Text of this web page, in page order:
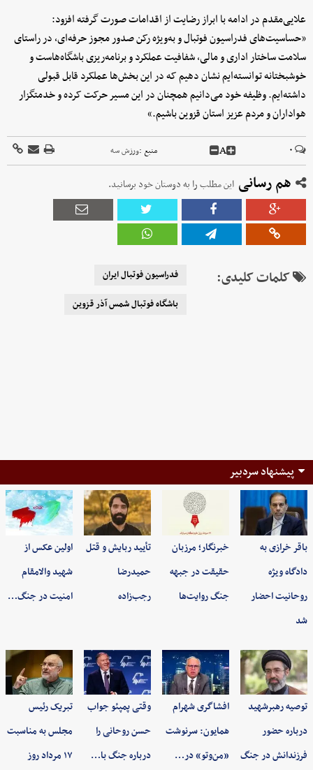
علایی‌مقدم در ادامه با ابراز رضایت از اقدامات صورت گرفته افزود:
«حساسیت‌های فدراسیون فوتبال و به‌ویژه رکن صدور مجوز حرفه‌ای، در راستای
سلامت ساختار اداری و مالی، شفافیت عملکرد و برنامه‌ریزی باشگاه‌هاست و
خوشبختانه توانسته‌ایم نشان دهیم که در این بخش‌ها عملکرد قابل قبولی
داشته‌ایم. وظیفه خود می‌دانیم همچنان در این مسیر حرکت کرده و خدمتگزار
هواداران و مردم عزیز استان قزوین باشیم.»
۰ A منبع :ورزش سه
هم رسانی این مطلب را به دوستان خود برسانید.
کلمات کلیدی:
فدراسیون فوتبال ایران
باشگاه فوتبال شمس آذر قزوین
پیشنهاد سردبیر
باقر خرازی به
دادگاه ویژه
روحانیت احضار
شد
خبرنگار؛ مرزبان
حقیقت در جبهه
جنگ روایت‌ها
تأیید ربایش و قتل
حمیدرضا
رجب‌زاده
اولین عکس از
شهید والامقام
امنیت در جنگ…
توصیه رهبرشهید
درباره حضور
فرزندانش در جنگ
افشاگری شهرام
همایون: سرنوشت
«من‌وتو» در…
وقتی پمپئو جواب
حسن روحانی را
درباره جنگ با…
تبریک رئیس
مجلس به مناسبت
۱۷ مرداد روز